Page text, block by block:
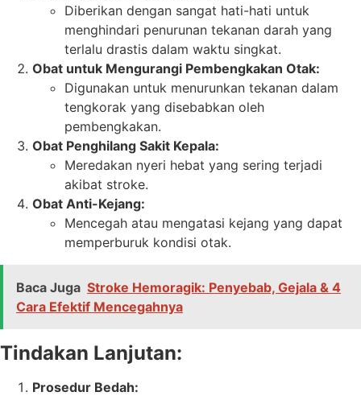
Diberikan dengan sangat hati-hati untuk
menghindari penurunan tekanan darah yang
terlalu drastis dalam waktu singkat.
Obat untuk Mengurangi Pembengkakan Otak:
Digunakan untuk menurunkan tekanan dalam
tengkorak yang disebabkan oleh
pembengkakan.
Obat Penghilang Sakit Kepala:
Meredakan nyeri hebat yang sering terjadi
akibat stroke.
Obat Anti-Kejang:
Mencegah atau mengatasi kejang yang dapat
memperburuk kondisi otak.
Baca Juga Stroke Hemoragik: Penyebab, Gejala & 4
Cara Efektif Mencegahnya
Tindakan Lanjutan:
Prosedur Bedah: